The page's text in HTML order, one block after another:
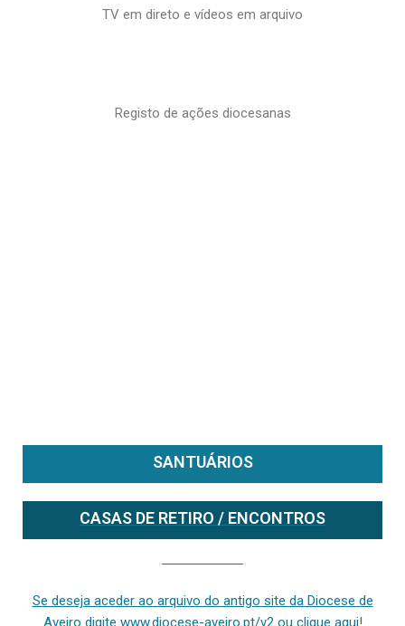
TV em direto e vídeos em arquivo
Registo de ações diocesanas
SANTUÁRIOS
CASAS DE RETIRO / ENCONTROS
Se deseja aceder ao arquivo do antigo site da Diocese de
Aveiro digite www.diocese-aveiro.pt/v2 ou clique aqui!